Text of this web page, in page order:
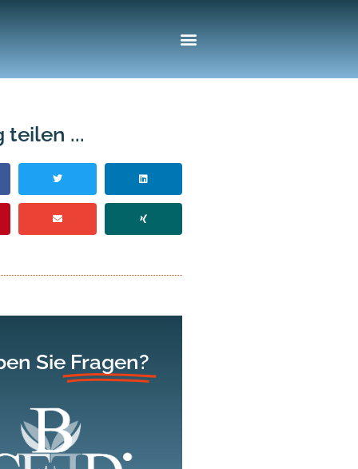
teilen ...
Sie Fragen?